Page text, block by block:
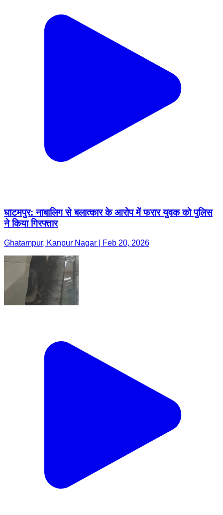
घाटमपुर: नाबालिग से बलात्कार के आरोप में फरार युवक को पुलिस
ने किया गिरफ्तार
Ghatampur, Kanpur Nagar | Feb 20, 2026